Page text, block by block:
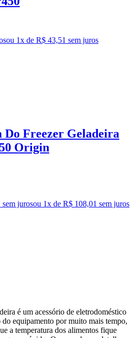
ou 1x de R$ 43,51 sem juros
Do Freezer Geladeira
Origin
jurosou 1x de R$ 108,01 sem juros
é um acessório de eletrodoméstico
equipamento por muito mais tempo,
a temperatura dos alimentos fique